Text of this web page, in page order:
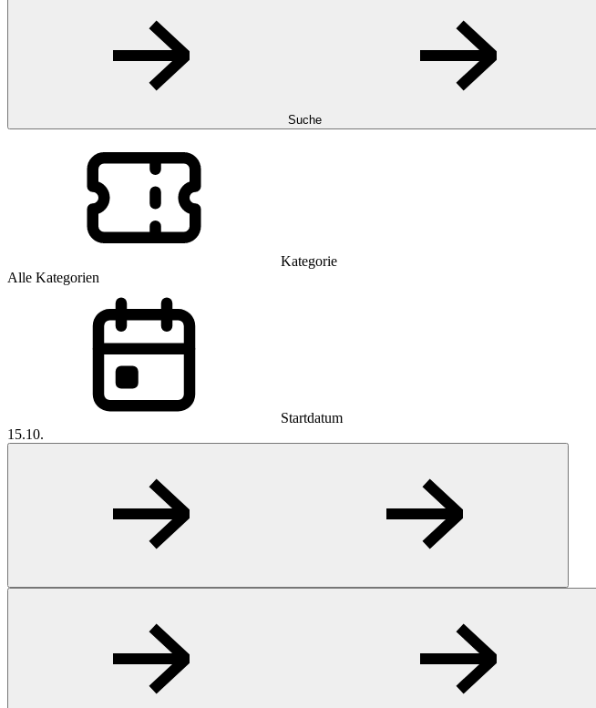
Suche
Kategorie
Alle Kategorien
Startdatum
15.10.